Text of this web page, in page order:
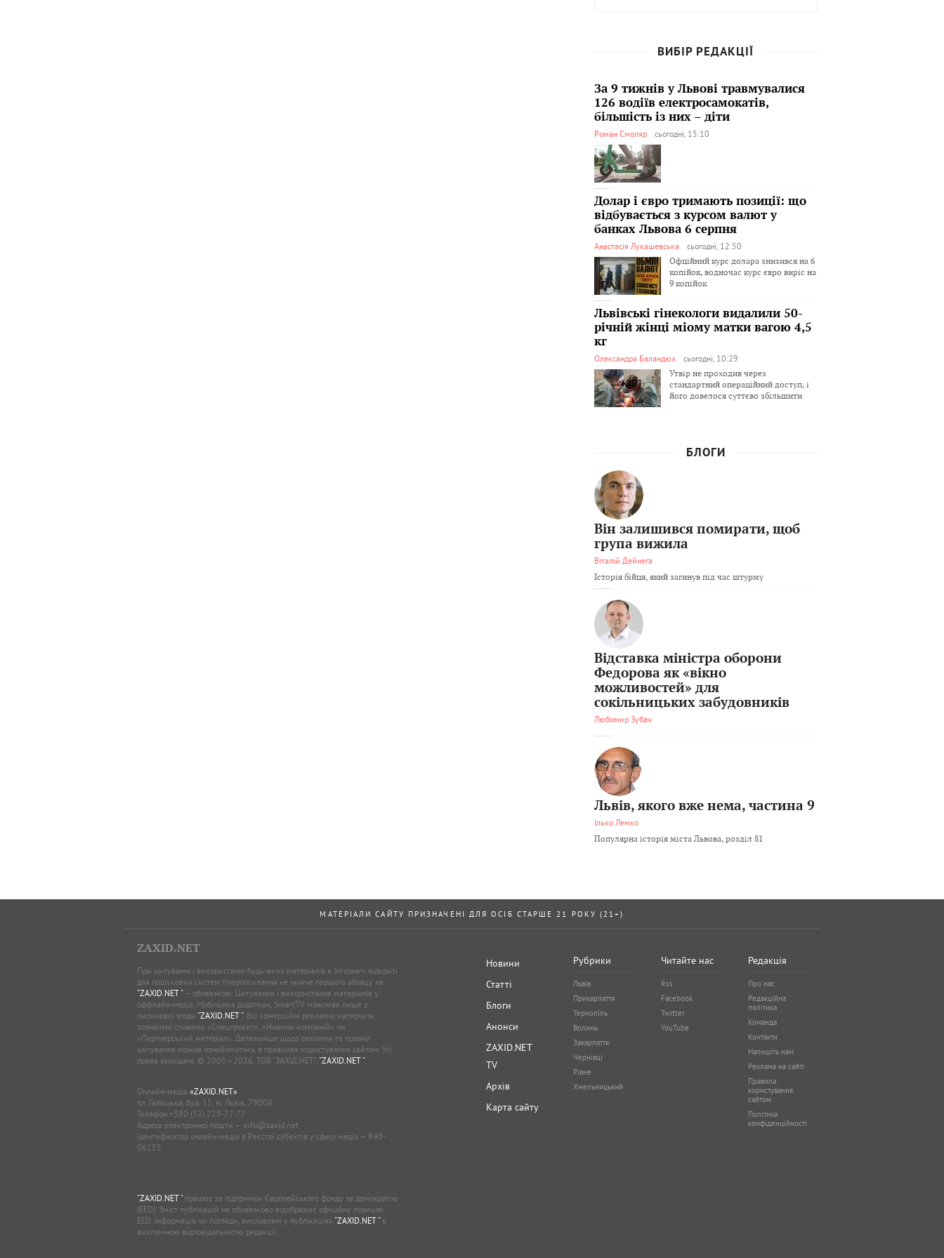
ВИБІР РЕДАКЦІЇ
За 9 тижнів у Львові травмувалися
126 водіїв електросамокатів,
більшість із них – діти
Роман Смоляр сьогодні, 15:10
Долар і євро тримають позиції: що
відбувається з курсом валют у
банках Львова 6 серпня
Анастасія Лукашевська
сьогодні, 12:50
Офційний курс долара знизився на 6
копійок, водночас курс євро виріс на
9 копійок
Львівські гінекологи видалили 50-
річній жінці міому матки вагою 4,5
кг
Олександра Баландюх
сьогодні, 10:29
Утвір не проходив через
стандартний операційний доступ, і
його довелося суттєво збільшити
БЛОГИ
Він залишився помирати, щоб
група вижила
Віталій Дейнега
Історія бійця, який загинув під час штурму
Відставка міністра оборони
Федорова як «вікно
можливостей» для
сокільницьких забудовників
Любомир Зубач
Львів, якого вже нема, частина 9
Ілько Лемко
Популярна історія міста Львова, розділ 81
МАТЕРІАЛИ САЙТУ ПРИЗНАЧЕНІ ДЛЯ ОСІБ СТАРШЕ 21 РОКУ (21+)
ZAXID.NET
При цитуванні і використанні будь-яких матеріалів в Інтернеті відкриті
для пошукових систем гіперпосилання не нижче першого абзацу на
"ZAXID.NET "— обов’язкові. Цитування і використання матеріалів у
оффлайн-медіа, Мобільних додатках, SmartTV можливе лише з
письмової згоди "ZAXID.NET ". Всі комерційні рекламні матеріали
позначені словами «Спецпроєкт», «Новини компаній» чи
«Партнерський матеріал». Детальніше щодо реклами та правил
цитування можна ознайомитись в правилах користування сайтом. Усі
права захищені. © 2005—2026, ТОВ “ЗАХІД.НЕТ”, "ZAXID.NET ".
Онлайн-медіа «ZAXID.NET»
пл. Галицька, буд. 15, м. Львів, 79008
Телефон +380 (32) 229-77-77
Адреса електронної пошти — info@zaxid.net
Ідентифікатор онлайн-медіа в Реєстрі суб'єктів у сфері медіа — R40-
06155
"ZAXID.NET "працює за підтримки Європейського фонду за демократію
(EED). Зміст публікацій не обов’язково відображає офіційну позицію
EED. Інформація чи погляди, висловлені у публікаціях "ZAXID.NET "є
виключною відповідальністю редакції.
Новини
Статті
Блоги
Анонси
ZAXID.NET
TV
Архів
Карта сайту
Рубрики
Львів
Прикарпаття
Тернопіль
Волинь
Закарпаття
Чернівці
Рівне
Хмельницький
Читайте нас
Rss
Facebook
Twitter
YouTube
Редакція
Про нас
Редакційна
політика
Команда
Контакти
Напишіть нам
Реклама на сайті
Правила
користування
сайтом
Політика
конфіденційності